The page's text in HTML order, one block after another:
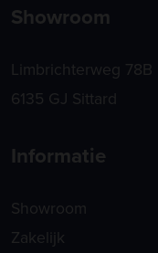
Showroom
Limbrichterweg 78B
6135 GJ Sittard
Informatie
Showroom
Zakelijk